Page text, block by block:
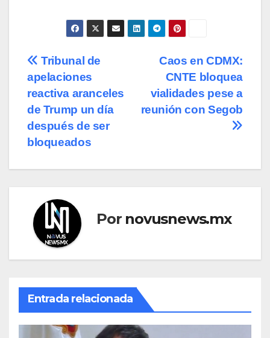
Navegación
de
entradas
Caos en CDMX:
CNTE bloquea
vialidades pese a
reunión con Segob
Tribunal de
apelaciones
reactiva aranceles
de Trump un día
después de ser
bloqueados
Por novusnews.mx
Entrada relacionada